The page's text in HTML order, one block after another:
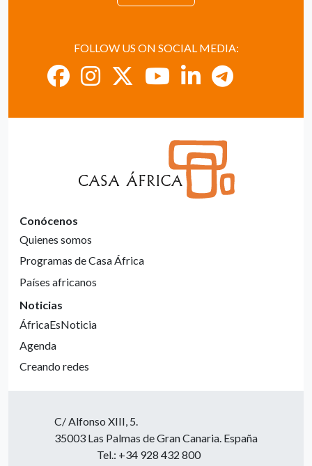
FOLLOW US ON SOCIAL MEDIA:
Conócenos
Quienes somos
Programas de Casa África
Países africanos
Noticias
ÁfricaEsNoticia
Agenda
Creando redes
C/ Alfonso XIII, 5.
35003 Las Palmas de Gran Canaria. España
Tel.: +34 928 432 800